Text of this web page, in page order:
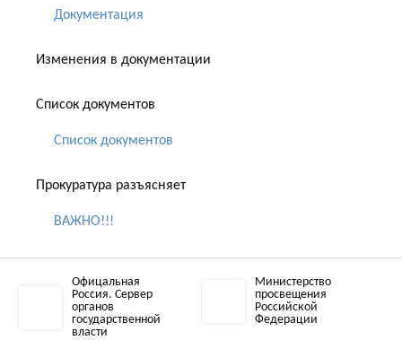
Документация
Изменения в документации
Список документов
Список документов
Прокуратура разъясняет
ВАЖНО!!!
Офицальная
Россия. Сервер
органов
государственной
власти
Министерство
просвещения
Российской
Федерации